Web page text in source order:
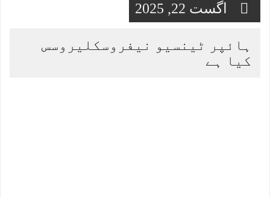
اگست 22, 2025
ہائپر ٹینسیو نیفروسکلیروسس
کیا ہے